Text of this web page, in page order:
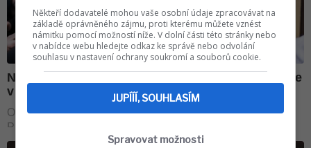
Někteří dodavatelé mohou vaše osobní údaje zpracovávat na
základě oprávněného zájmu, proti kterému můžete vznést
námitku pomocí možností níže. V dolní části této stránky nebo
v nabídce webu hledejte odkaz ke správě nebo odvolání
souhlasu v nastavení ochrany soukromí a souborů cookie.
JUPÍÍÍ, SOUHLASÍM
Spravovat možnosti